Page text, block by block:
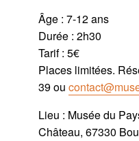
Âge : 7-12 ans
Durée : 2h30
Tarif : 5€
Places limitées.
39 ou
Lieu : Musée du
Château, 67330